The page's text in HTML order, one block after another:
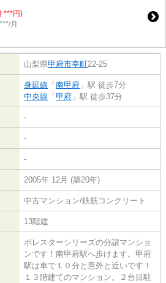
***円)
月
山梨県甲府市幸町22-25
身延線 「 南甲府 」駅 徒歩7分
中央線 「 甲府 」駅 徒歩37分
-
-
-
2005年 12月 (築20年)
中古マンション/鉄筋コンクリート
13階建
ポレスターシリーズの分譲マンショ
ンです！南甲府駅へ歩けます。甲府
駅は車で１０分と意外と近いです！
１３階建てのマンション。２台目駐